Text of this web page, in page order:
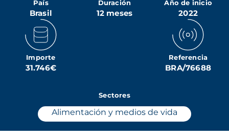
País
Brasil
Duración
12 meses
Año de inicio
2022
Importe
31.746€
Referencia
BRA/76688
Sectores
Alimentación y medios de vida